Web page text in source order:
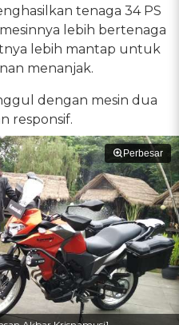
tenaga 34 PS
lebih bertenaga
lebih mantap untuk
menanjak.
dengan mesin dua
responsif.
Perbesar